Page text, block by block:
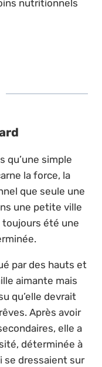
nutritionnels
qu’une simple
la force, la
que seule une
une petite ville
toujours été une
par des hauts et
aimante mais
qu’elle devrait
Après avoir
elle a
déterminée à
se dressaient sur